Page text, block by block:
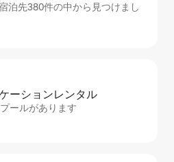
泊先380件の中から見つけまし
ー⁠シ⁠ョ⁠ンレ⁠ン⁠タ⁠ル
ールがあります